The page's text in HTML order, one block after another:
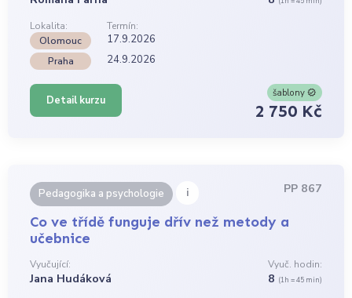
Lokalita:
Termín:
Olomouc
17.9.2026
Praha 24.9.2026
Detail kurzu
šablony
2 750 Kč
Pedagogika a psychologie i PP 867
Co ve třídě funguje dřív než metody a
učebnice
Vyučující:
Jana Hudáková
Vyuč. hodin:
8 (1h = 45 min)